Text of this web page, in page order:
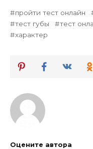
пройти тест онлайн
тест губы
тест
характер
Оцените автора